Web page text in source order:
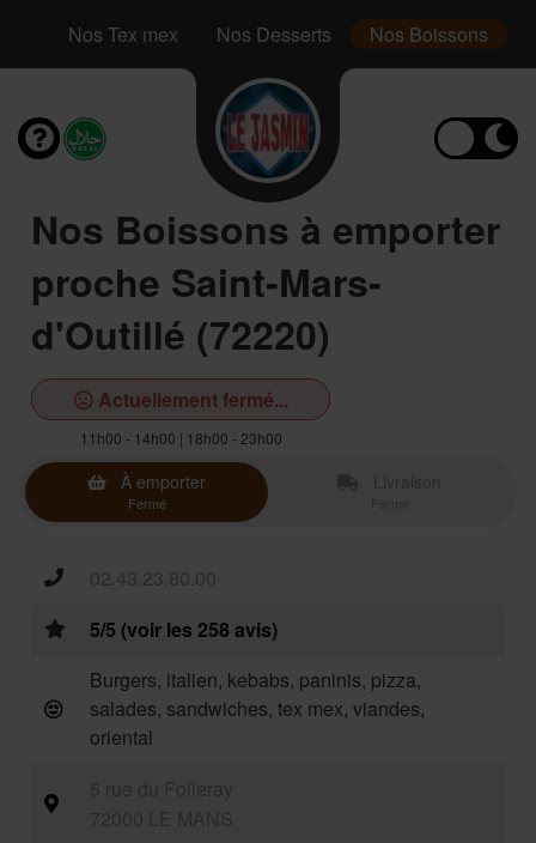
Nos Tex mex Nos Desserts Nos Boissons
Nos Boissons à emporter
proche Saint-Mars-
d'Outillé (72220)
Actuellement fermé...
11h00 - 14h00 | 18h00 - 23h00
À emporter
Fermé
02.43.23.80.00
5/5 (voir les 258 avis)
Burgers, italien, kebabs, paninis, pizza,
salades, sandwiches, tex mex, viandes,
oriental